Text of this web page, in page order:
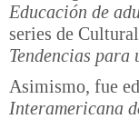
Educación de
series de
Tendencias para
Asimismo, fue
Interamericana